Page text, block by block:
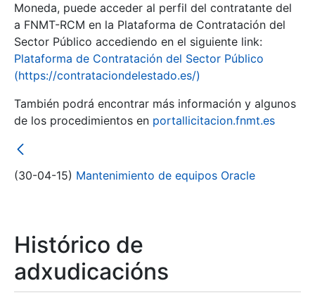
Moneda, puede acceder al perfil del contratante del
a FNMT-RCM en la Plataforma de Contratación del
Sector Público accediendo en el siguiente link:
Plataforma de Contratación del Sector Público
(https://contrataciondelestado.es/)
También podrá encontrar más información y algunos
de los procedimientos en portallicitacion.fnmt.es
(30-04-15) Mantenimiento de equipos Oracle
Histórico de
adxudicacións